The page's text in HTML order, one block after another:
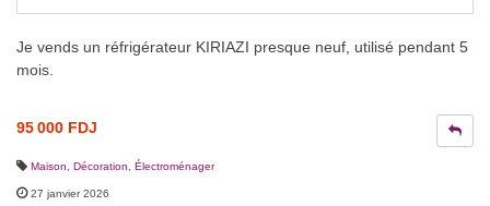
Je vends un réfrigérateur KIRIAZI presque neuf, utilisé pendant 5
mois.
95 000 FDJ
Maison, Décoration Électroménager
27 janvier 2026